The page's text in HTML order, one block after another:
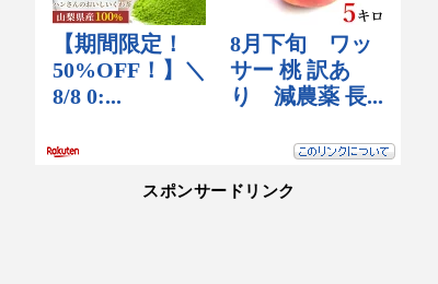
スポンサードリンク